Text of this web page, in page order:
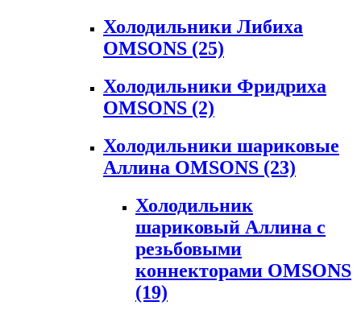
Холодильники Либиха
OMSONS (25)
Холодильники Фридриха
OMSONS (2)
Холодильники шариковые
Аллина OMSONS (23)
Холодильник
шариковый Аллина с
резьбовыми
коннекторами OMSONS
(19)